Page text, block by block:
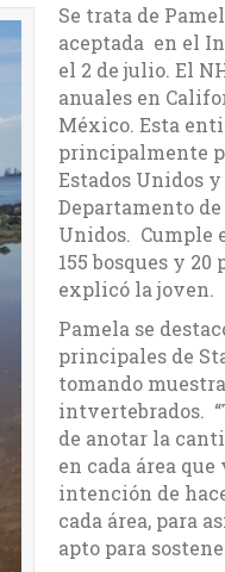
Se trata de
aceptada en el
el 2 de julio. El
anuales en
México. Esta
principalmente
Estados Unidos
Departamento
Unidos. Cumple
155 bosques y 20
explicó la joven.
Pamela se
principales de
tomando
intvertebrados.
de anotar la
en cada área
intención de
cada área, para
apto para